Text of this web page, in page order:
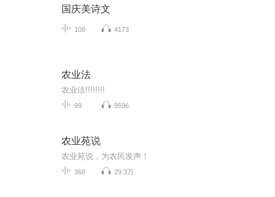
国庆美诗文
108 4173
农业法
农业法!!!!!!!!
99 9596
农业苑说
农业苑说，为农民发声！
368 29.3万